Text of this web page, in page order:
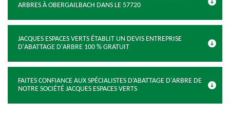
ARBRES À OBERGAILBACH DANS LE 57720
JACQUES ESPACES VERTS ÉTABLIT UN DEVIS ENTREPRISE
D'ABATTAGE D'ARBRE 100 % GRATUIT
FAITES CONFIANCE AUX SPÉCIALISTES D’ABATTAGE D'ARBRE DE
NOTRE SOCIÉTÉ JACQUES ESPACES VERTS